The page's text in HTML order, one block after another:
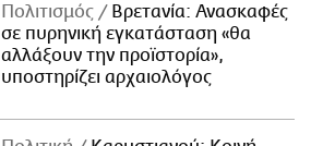
Πολιτισμός
Βρετανία: Ανασκαφές
σε πυρηνική εγκατάσταση «θα
αλλάξουν την προϊστορία»,
υποστηρίζει αρχαιολόγος